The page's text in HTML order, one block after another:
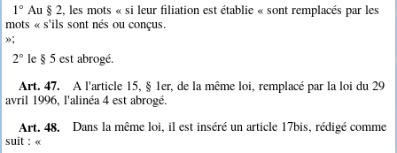
1° Au § 2, les mots « si leur filiation est établie « sont remplacés par les
mots « s'ils sont nés ou conçus.
»;
2° le § 5 est abrogé.
Art. 47.
A l'article 15, § 1er, de la même loi, remplacé par la loi du 29
avril 1996, l'alinéa 4 est abrogé.
Art. 48.
Dans la même loi, il est inséré un article 17bis, rédigé comme
suit : «